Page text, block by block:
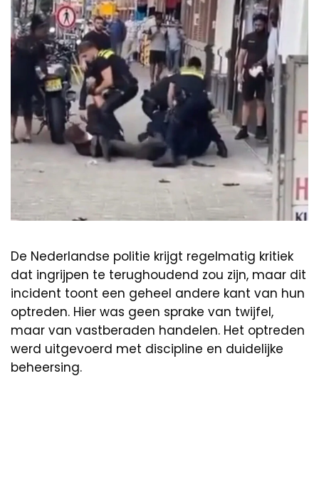
De Nederlandse politie krijgt regelmatig kritiek
dat ingrijpen te terughoudend zou zijn, maar dit
incident toont een geheel andere kant van hun
optreden. Hier was geen sprake van twijfel,
maar van vastberaden handelen. Het optreden
werd uitgevoerd met discipline en duidelijke
beheersing.